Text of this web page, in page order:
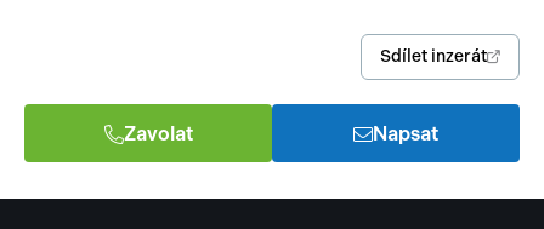
Sdílet inzerát
Zavolat Napsat